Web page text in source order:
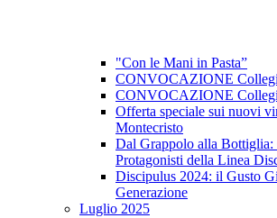
"Con le Mani in Pasta”
CONVOCAZIONE
CONVOCAZIONE
Offerta speciale sui nuovi
Montecristo
Dal Grappolo alla Bottiglia:
Protagonisti della Linea
Discipulus 2024: il Gusto
Generazione
Luglio 2025